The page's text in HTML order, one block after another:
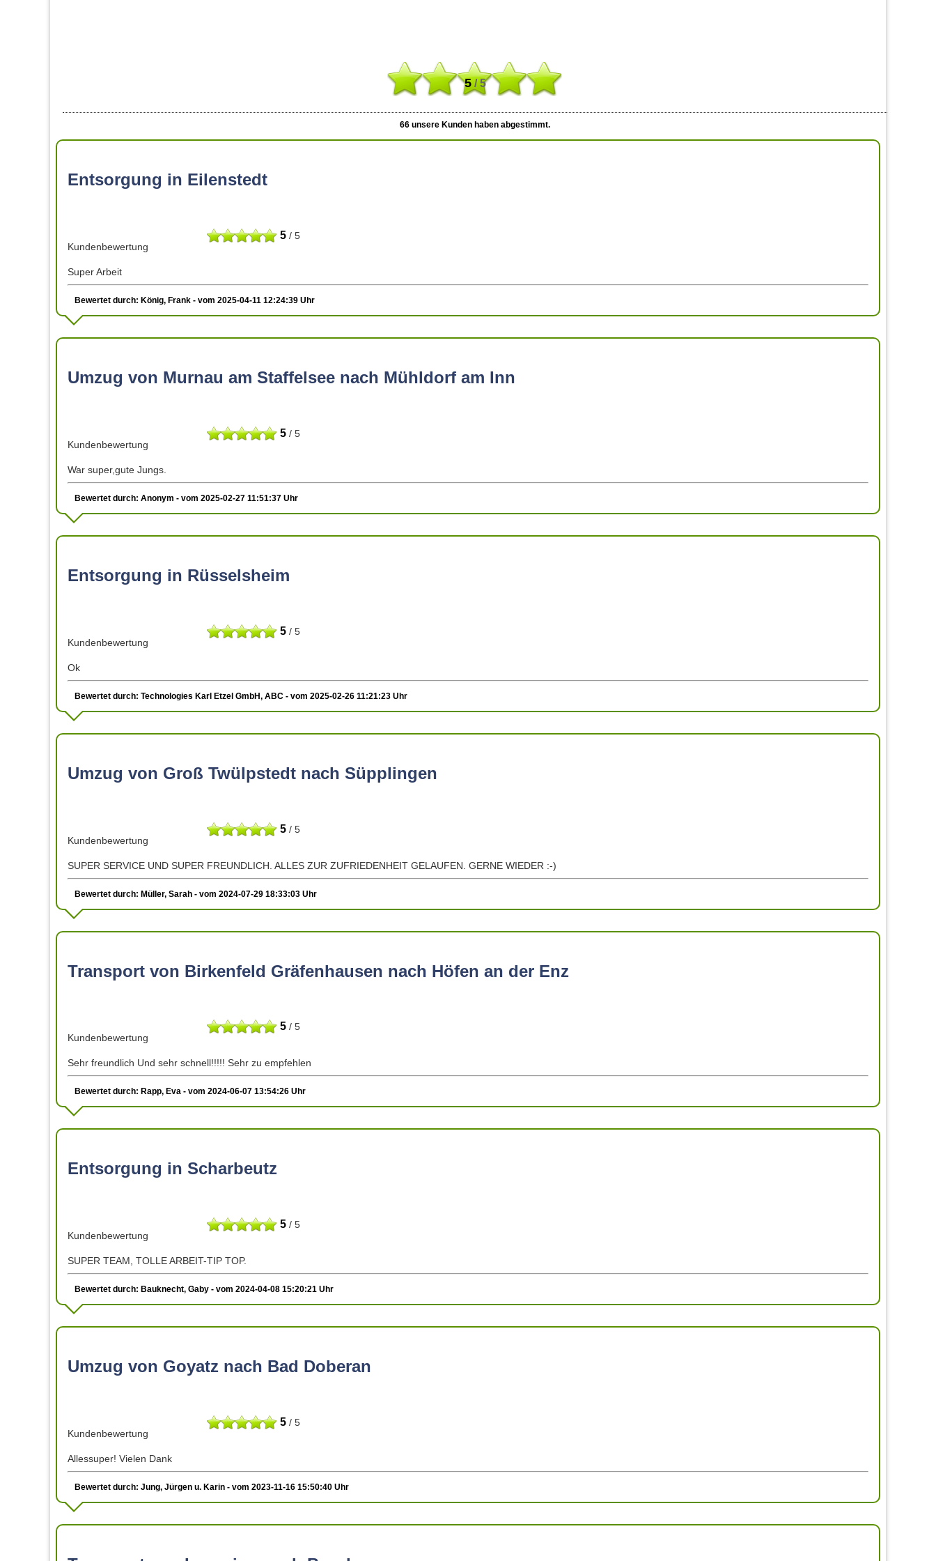
5/ 5
66 unsere Kunden haben abgestimmt.
Entsorgung in Eilenstedt
5 / 5
Kundenbewertung
Super Arbeit
Bewertet durch: König, Frank - vom 2025-04-11 12:24:39 Uhr
Umzug von Murnau am Staffelsee nach Mühldorf am Inn
5 / 5
Kundenbewertung
War super,gute Jungs.
Bewertet durch: Anonym - vom 2025-02-27 11:51:37 Uhr
Entsorgung in Rüsselsheim
5 / 5
Kundenbewertung
Ok
Bewertet durch: Technologies Karl Etzel GmbH, ABC - vom 2025-02-26 11:21:23 Uhr
Umzug von Groß Twülpstedt nach Süpplingen
5 / 5
Kundenbewertung
SUPER SERVICE UND SUPER FREUNDLICH. ALLES ZUR ZUFRIEDENHEIT GELAUFEN. GERNE WIEDER :-)
Bewertet durch: Müller, Sarah - vom 2024-07-29 18:33:03 Uhr
Transport von Birkenfeld Gräfenhausen nach Höfen an der Enz
5 / 5
Kundenbewertung
Sehr freundlich Und sehr schnell!!!!! Sehr zu empfehlen
Bewertet durch: Rapp, Eva - vom 2024-06-07 13:54:26 Uhr
Entsorgung in Scharbeutz
5 / 5
Kundenbewertung
SUPER TEAM, TOLLE ARBEIT-TIP TOP.
Bewertet durch: Bauknecht, Gaby - vom 2024-04-08 15:20:21 Uhr
Umzug von Goyatz nach Bad Doberan
5 / 5
Kundenbewertung
Allessuper! Vielen Dank
Bewertet durch: Jung, Jürgen u. Karin - vom 2023-11-16 15:50:40 Uhr